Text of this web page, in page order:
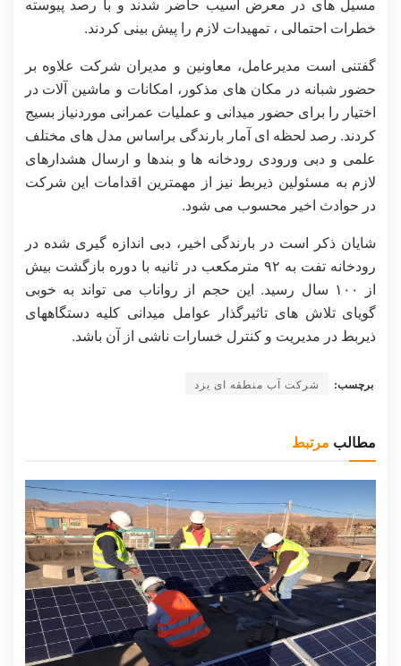
خطرات احتمالی ، تمهیدات لازم را پیش بینی کردند.
گفتنی است مدیرعامل، معاونین و مدیران شرکت علاوه بر
حضور شبانه در مکان های مذکور، امکانات و ماشین آلات در
اختیار را برای حضور میدانی و عملیات عمرانی موردنیاز بسیج
کردند. رصد لحظه ای آمار بارندگی براساس مدل های مختلف
علمی و دبی ورودی رودخانه ها و بندها و ارسال هشدارهای
لازم به مسئولین ذیربط نیز از مهمترین اقدامات این شرکت
در حوادث اخیر محسوب می شود.
شایان ذکر است در بارندگی اخیر، دبی اندازه گیری شده در
رودخانه تفت به ۹۲ مترمکعب در ثانیه با دوره بازگشت بیش
از ۱۰۰ سال رسید. این حجم از رواناب می تواند به خوبی
گویای تلاش های تاثیرگذار عوامل میدانی کلیه دستگاههای
ذیربط در مدیریت و کنترل خسارات ناشی از آن باشد.
برچسب: شرکت آب منطقه ای یزد
مطالب مرتبط